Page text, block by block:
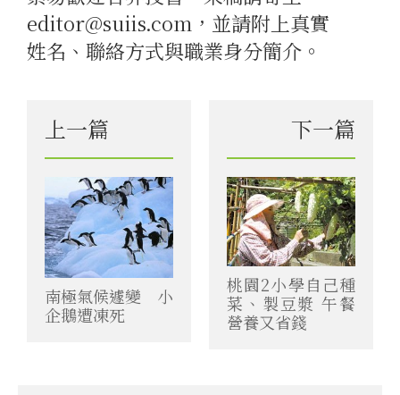
editor@suiis.com，並請附上真實
姓名、聯絡方式與職業身分簡介。
上一篇
南極氣候遽變 小
企鵝遭凍死
下一篇
桃園2小學自己種
菜、製豆漿 午餐
營養又省錢